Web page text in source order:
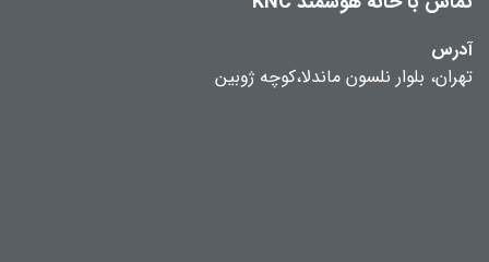
آدرس
تهران، بلوار نلسون ماندلا،کوچه ژوبین